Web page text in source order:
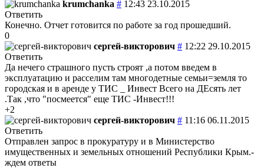
krumchanka # 12:43 23.10.2015
Ответить
Конечно. Отчет готовится по работе за год прошедший.
0
сергей-викторович # 12:22 29.10.2015
Ответить
Да нечего страшного пусть строят ,а потом введем в
эксплуатацию и расселим там многодетные семьи=земля то
городская и в аренде у ТИС _ Инвест Всего на ДЕсять лет
.Так ,что "посмеется" еще ТИС -Инвест!!!
+2
сергей-викторович # 11:16 06.11.2015
Ответить
Отправлен запрос в прокуратуру и в Министерство
имущественных и земельных отношений Республики Крым.-
ждем ответы